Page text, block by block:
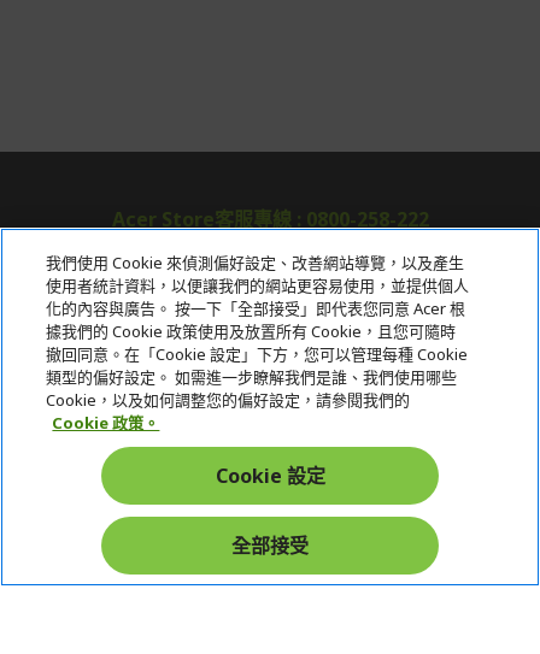
Acer Store客服專線 : 0800-258-222
關於宏碁
服務
宏碁網路商城
在社群上追蹤 Acer
我們使用 Cookie 來偵測偏好設定、改善網站導覽，以及產生
使用者統計資料，以便讓我們的網站更容易使用，並提供個人
化的內容與廣告。 按一下「全部接受」即代表您同意 Acer 根
據我們的 Cookie 政策使用及放置所有 Cookie，且您可隨時
撤回同意。在「Cookie 設定」下方，您可以管理每種 Cookie
類型的偏好設定。 如需進一步瞭解我們是誰、我們使用哪些
Cookie，以及如何調整您的偏好設定，請參閱我們的
Cookie 政策。
Cookie 設定
全部接受